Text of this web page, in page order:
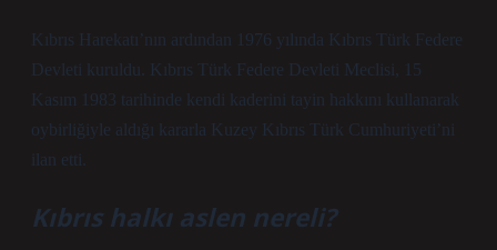
Kıbrıs Harekatı’nın ardından 1976 yılında Kıbrıs Türk Federe
Devleti kuruldu. Kıbrıs Türk Federe Devleti Meclisi, 15
Kasım 1983 tarihinde kendi kaderini tayin hakkını kullanarak
oybirliğiyle aldığı kararla Kuzey Kıbrıs Türk Cumhuriyeti’ni
ilan etti.
Kıbrıs halkı aslen nereli?